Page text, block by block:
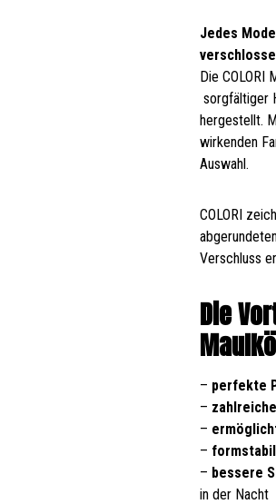
Jedes
Die COLORI
sorgfältiger
hergestellt.
wirkenden
Auswahl.
COLORI
Verschluss
Die
– perfekte
–
–
–
– bessere
in der Nacht